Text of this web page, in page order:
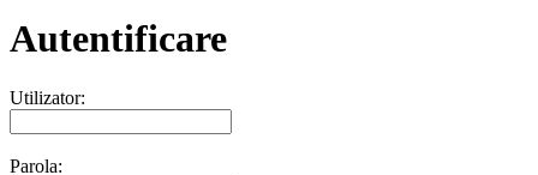
Autentificare
Utilizator:
Parola: